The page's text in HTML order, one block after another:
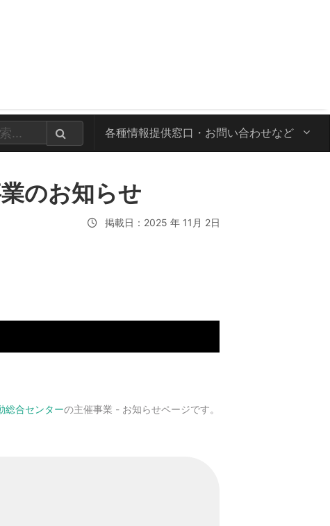
各種情報提供窓口・ お問い合わせなど
のお知らせ
掲載日：2025 年 11月 2日
総合センターの主催事業 - お知らせページです。